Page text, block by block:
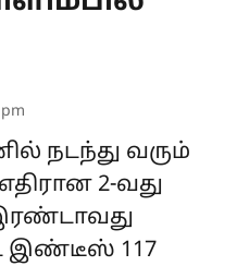
நடந்து வரும்
2-வது
இண்டீஸ் 117